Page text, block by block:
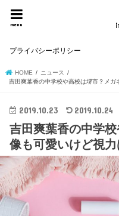
menu
プライバシーポリシー
HOME
ニュース
吉田爽葉香の中学校や高校は堺市？メガ
2019.10.23 2019.10.24
吉田爽葉香の中学
像も可愛いけど視力